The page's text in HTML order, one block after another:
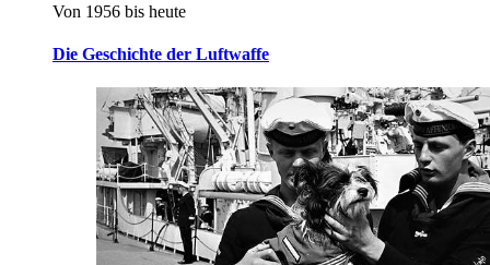
Von 1956 bis heute
Die Geschichte der Luftwaffe